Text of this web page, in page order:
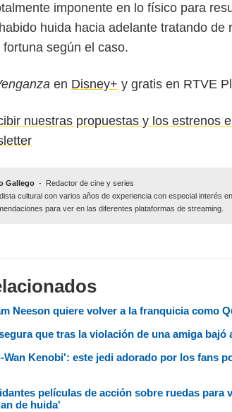
imponente en lo físico para
huida hacia adelante tratando de
según el caso.
en Disney+ y gratis en RTVE
nuestras propuestas y los estrenos
Gallego -
Redactor de cine y series
cultural con varios años de experiencia con especial interés
para ver en las diferentes plataformas de streaming.
Neeson quiere volver a la franquicia como
que tras la violación de una amiga bajó
Wan Kenobi': este jedi adorado por los fans
películas de acción sobre ruedas para
de huida'